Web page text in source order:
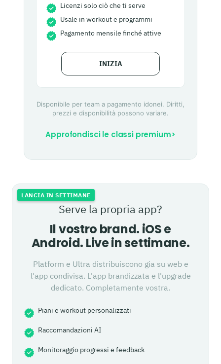
Licenzi solo ciò che ti serve
Usale in workout e programmi
Pagamento mensile finché attive
INIZIA
Disponibile per team a pagamento idonei. Diritti,
prezzi e disponibilità possono variare.
Approfondisci le classi premium>
LANCIA IN SETTIMANE
Serve la propria app?
Il vostro brand. iOS e
Android. Live in settimane.
Platform e Ultra distribuiscono gia su web e
l'app condivisa. L'app brandizzata e l'upgrade
dedicato. Completamente vostra.
Piani e workout personalizzati
Raccomandazioni AI
Monitoraggio progressi e feedback